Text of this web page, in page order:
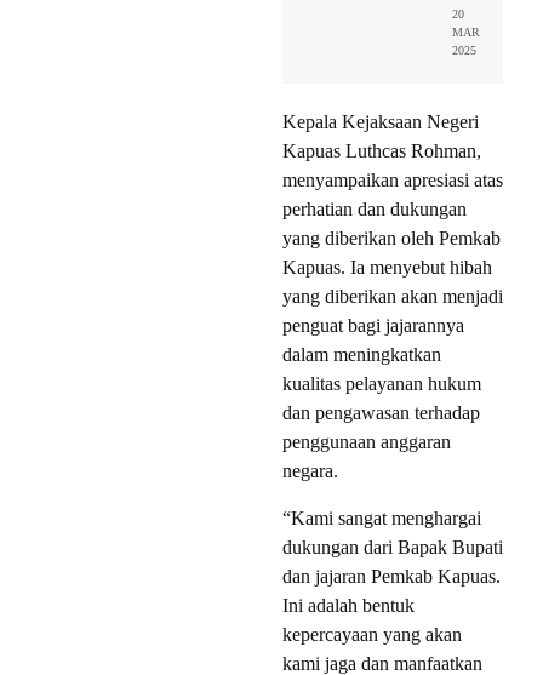
20
MAR
2025
Kepala Kejaksaan Negeri
Kapuas Luthcas Rohman,
menyampaikan apresiasi atas
perhatian dan dukungan
yang diberikan oleh Pemkab
Kapuas. Ia menyebut hibah
yang diberikan akan menjadi
penguat bagi jajarannya
dalam meningkatkan
kualitas pelayanan hukum
dan pengawasan terhadap
penggunaan anggaran
negara.
“Kami sangat menghargai
dukungan dari Bapak Bupati
dan jajaran Pemkab Kapuas.
Ini adalah bentuk
kepercayaan yang akan
kami jaga dan manfaatkan